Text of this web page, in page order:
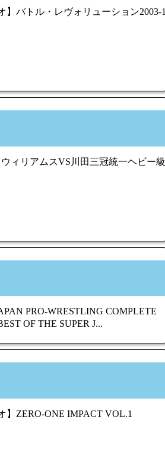
】バトル・レヴォリューション2003-1
ィリアムスVS川田三冠統一ヘビー級
PRO-WRESTLING COMPLETE
OF THE SUPER J...
】ZERO-ONE IMPACT VOL.1